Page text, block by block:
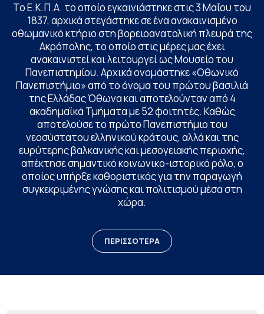
Το Ε.Κ.Π.Α. το οποίο εγκαινιάστηκε στις 3 Μαΐου του
1837, αρχικά στεγάστηκε σε ένα ανακαινισμένο
οθωμανικό κτήριο στη βορειοανατολική πλευρά της
Ακρόπολης, το οποίο στις μέρες μας έχει
ανακαινιστεί και λειτουργεί ως Μουσείο του
Πανεπιστημίου. Αρχικά ονομάστηκε «Οθωνικό
Πανεπιστήμιο» από το όνομα του πρώτου βασιλιά
της Ελλάδας Όθωνα και αποτελούνταν από 4
ακαδημαϊκά Τμήματα με 52 φοιτητές. Καθώς
αποτελούσε το πρώτο Πανεπιστήμιο του
νεοσύστατου ελληνικού κράτους, αλλά και της
ευρύτερης βαλκανικής και μεσογειακής περιοχής,
απέκτησε σημαντικό κοινωνικο-ιστορικό ρόλο, ο
οποίος υπήρξε καθοριστικός για την παραγωγή
συγκεκριμένης γνώσης και πολιτισμού μέσα στη
χώρα.
ΠΕΡΙΣΣΟΤΕΡΑ